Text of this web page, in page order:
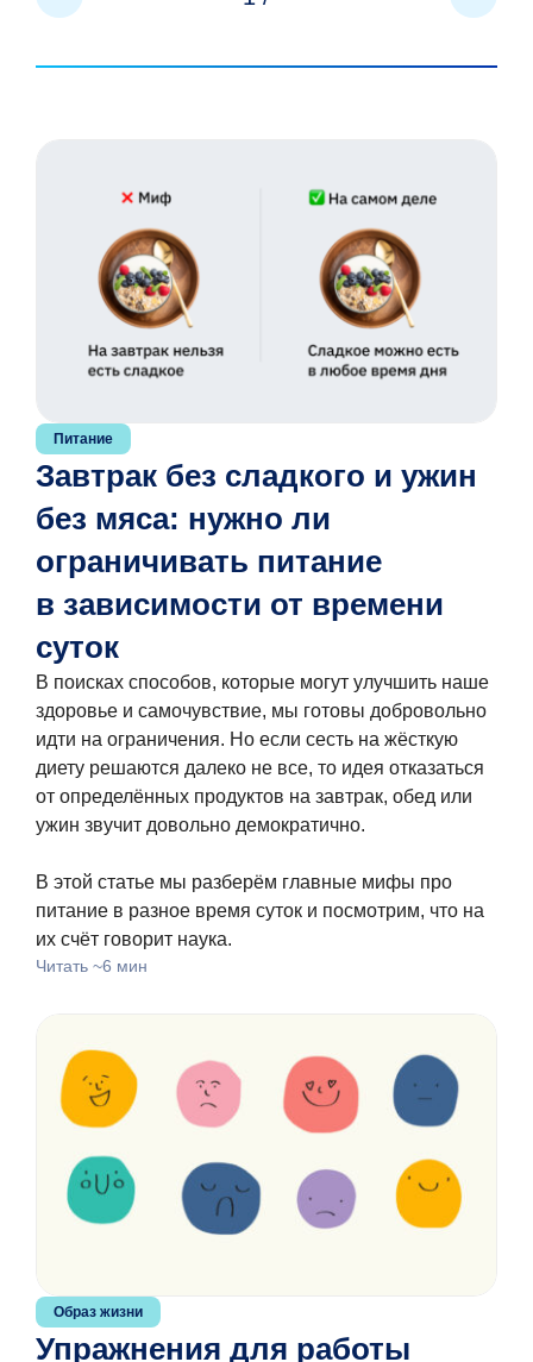
Питание
Завтрак без сладкого и ужин
без мяса: нужно ли
ограничивать питание
в зависимости от времени
суток
В поисках способов, которые могут улучшить наше
здоровье и самочувствие, мы готовы добровольно
идти на ограничения. Но если сесть на жёсткую
диету решаются далеко не все, то идея отказаться
от определённых продуктов на завтрак, обед или
ужин звучит довольно демократично.
В этой статье мы разберём главные мифы про
питание в разное время суток и посмотрим, что на
их счёт говорит наука.
Читать ~6 мин
Образ жизни
Упражнения для работы